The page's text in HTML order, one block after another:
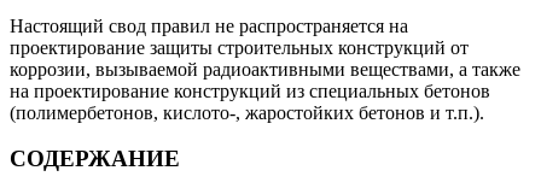
Настоящий свод правил не распространяется на
проектирование защиты строительных конструкций от
коррозии, вызываемой радиоактивными веществами, а также
на проектирование конструкций из специальных бетонов
(полимербетонов, кислото-, жаростойких бетонов и т.п.).
СОДЕРЖАНИЕ